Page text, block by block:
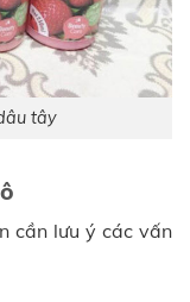
tây
cần lưu ý các vấn